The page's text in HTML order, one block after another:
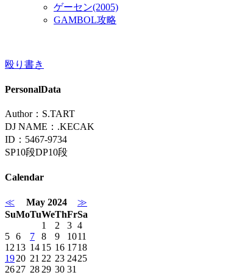
ゲーセン(2005)
GAMBOL攻略
殴り書き
PersonalData
Author：S.TART
DJ NAME：.KECAK
ID：5467-9734
SP10段DP10段
Calendar
≪ May 2024
≫
SuMoTuWeThFrSa
1
2 3 4
5 6 7 8 9 1011
12 13 14 15 16 1718
1920 21 22 23 2425
2627 28 29 30 31